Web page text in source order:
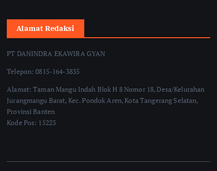
Alamat Redaksi
PT DANINDRA EKAWIRA GYAN
Telepon: 0815-164-3835
Alamat: Taman Mangu Indah Blok H 8 Nomor 18, Desa/Kelurahan
Jurangmangu Barat, Kec. Pondok Aren, Kota Tangerang Selatan,
Provinsi Banten
Kode Pos: 15223